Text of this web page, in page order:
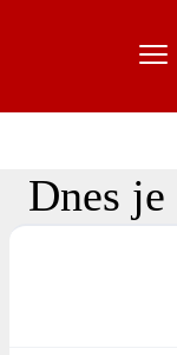
Dnes je